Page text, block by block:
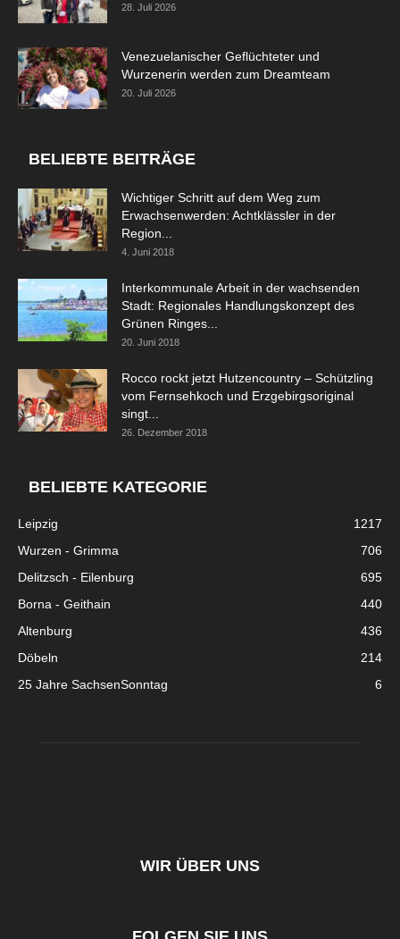
28. Juli 2026
Venezuelanischer Geflüchteter und
Wurzenerin werden zum Dreamteam
20. Juli 2026
BELIEBTE BEITRÄGE
Wichtiger Schritt auf dem Weg zum
Erwachsenwerden: Achtklässler in der
Region...
4. Juni 2018
Interkommunale Arbeit in der wachsenden
Stadt: Regionales Handlungskonzept des
Grünen Ringes...
20. Juni 2018
Rocco rockt jetzt Hutzencountry – Schützling
vom Fernsehkoch und Erzgebirgsoriginal
singt...
26. Dezember 2018
BELIEBTE KATEGORIE
Leipzig
1217
Wurzen - Grimma
706
Delitzsch - Eilenburg
695
Borna - Geithain
440
Altenburg
436
Döbeln
214
25 Jahre SachsenSonntag
6
WIR ÜBER UNS